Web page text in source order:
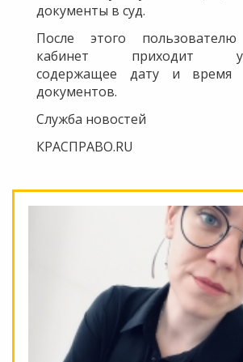
документы в суд.
После этого
кабинет приходит
содержащее дату и время
документов.
Служба новостей
КРАСПРАВО.RU